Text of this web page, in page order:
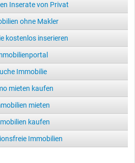
Inserate von Privat
ohne Makler
kostenlos inserieren
Immobilie
mieten kaufen
mieten
kaufen
Immobilien